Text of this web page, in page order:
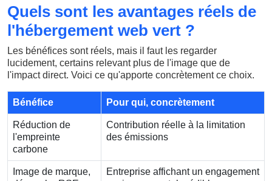
Quels sont les avantages réels de
l'hébergement web vert ?
Les bénéfices sont réels, mais il faut les regarder
lucidement, certains relevant plus de l'image que de
l'impact direct. Voici ce qu'apporte concrètement ce choix.
Bénéfice Pour qui, concrètement
Réduction de
l'empreinte
carbone
Contribution réelle à la limitation
des émissions
Image de marque,
Entreprise affichant un engagement